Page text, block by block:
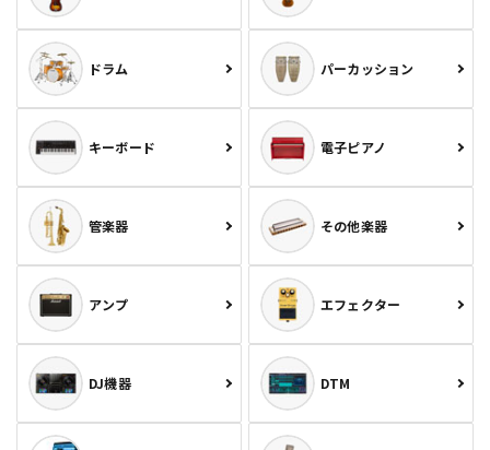
ドラム パーカッション
キーボード 電子ピアノ
管楽器 その他楽器
アンプ エフェクター
DJ機器 DTM